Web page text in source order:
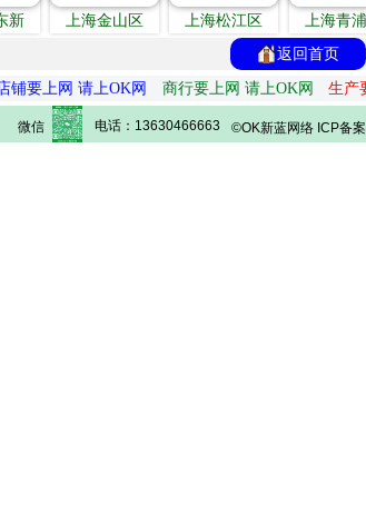
新 上海金山区 上海松江区 上海青
返回首页
铺要上网 请上OK网 商行要上网 请上OK网 生产
微信 电话：13630466663 ©OK新蓝网络 ICP备